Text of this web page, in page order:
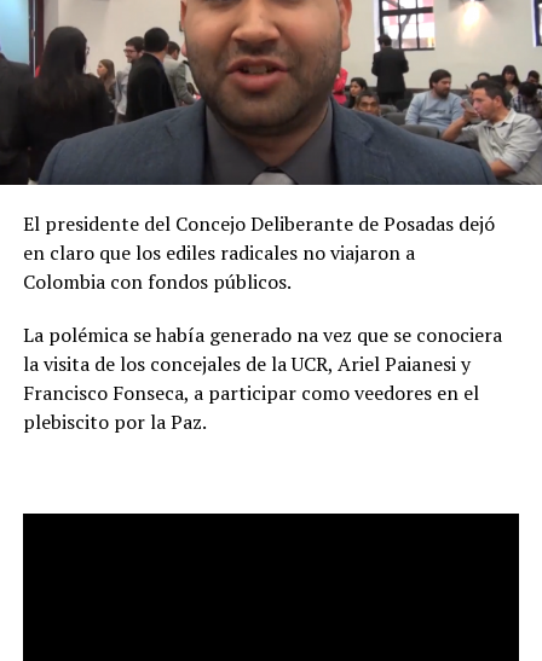
El presidente del Concejo Deliberante de Posadas dejó
en claro que los ediles radicales no viajaron a
Colombia con fondos públicos.
La polémica se había generado na vez que se conociera
la visita de los concejales de la UCR, Ariel Paianesi y
Francisco Fonseca, a participar como veedores en el
plebiscito por la Paz.